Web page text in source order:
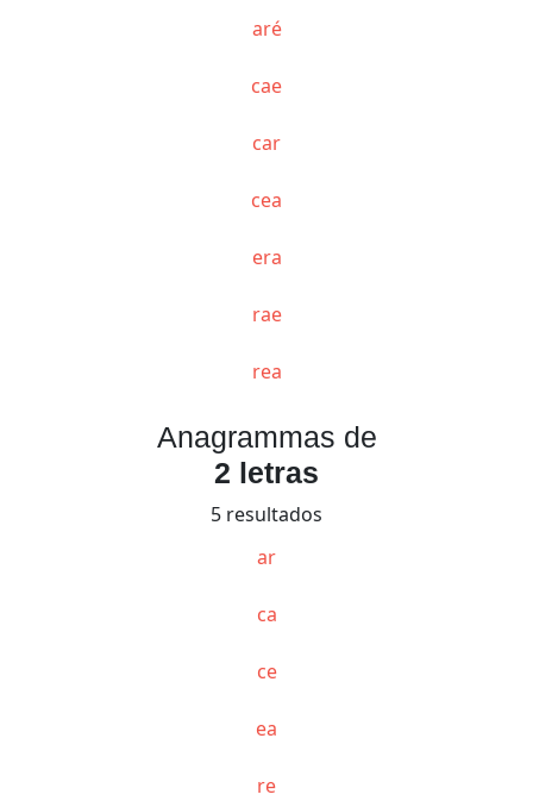
aré
cae
car
cea
era
rae
rea
Anagrammas de
2 letras
5 resultados
ar
ca
ce
ea
re